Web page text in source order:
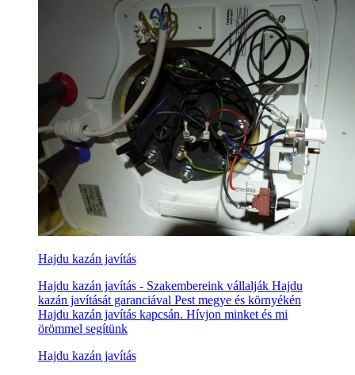
Hajdu kazán javítás
Hajdu kazán javítás - Szakembereink vállalják Hajdu
kazán javítását garanciával Pest megye és környékén
Hajdu kazán javítás kapcsán. Hívjon minket és mi
örömmel segítünk
Hajdu kazán javítás